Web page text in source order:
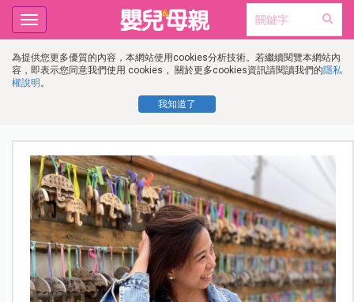
為提供您更多優質的內容，本網站使用cookies分析技術。若繼續閱覽本網站內
容，即表示您同意我們使用 cookies， 關於更多cookies資訊請閱讀我們的隱私
權說明 。
我知道了
Toggle
navigation